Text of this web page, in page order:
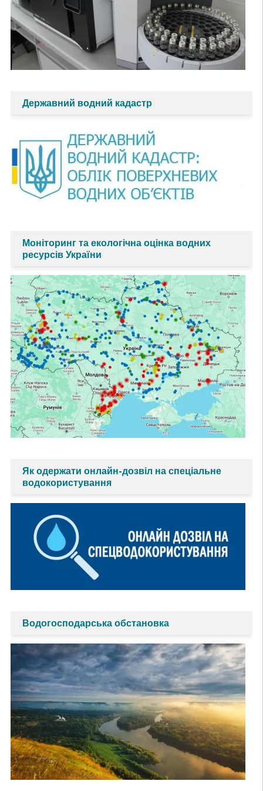
Державний водний кадастр
Моніторинг та екологічна оцінка водних
ресурсів України
Як одержати онлайн-дозвіл на спеціальне
водокористування
Водогосподарська обстановка